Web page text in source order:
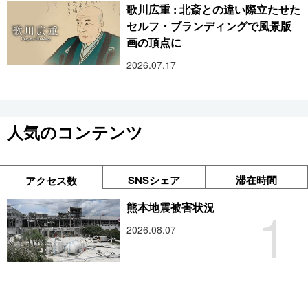
歌川広重 : 北斎との違い際立たせた
セルフ・ブランディングで風景版
画の頂点に
2026.07.17
人気のコンテンツ
アクセス数 SNSシェア 滞在時間
1
熊本地震被害状況
2026.08.07